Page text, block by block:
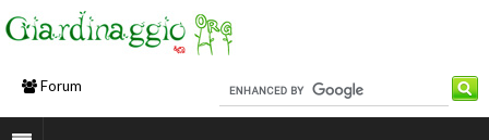
Forum